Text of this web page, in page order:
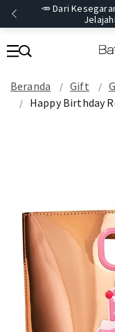
🥕 Dari
Beranda Gift
Happy Birthday